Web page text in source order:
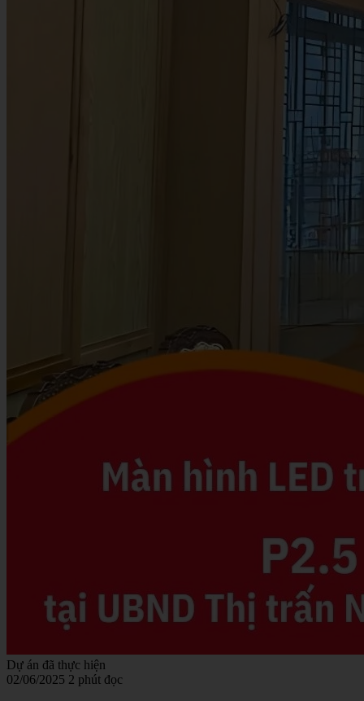
Dự án đã thực hiện
02/06/2025 2 phút đọc